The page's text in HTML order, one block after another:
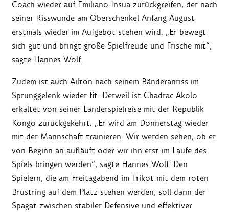
Coach wieder auf Emiliano Insua zurückgreifen, der nach
seiner Risswunde am Oberschenkel Anfang August
erstmals wieder im Aufgebot stehen wird. „Er bewegt
sich gut und bringt große Spielfreude und Frische mit“,
sagte Hannes Wolf.
Zudem ist auch Ailton nach seinem Bänderanriss im
Sprunggelenk wieder fit. Derweil ist Chadrac Akolo
erkältet von seiner Länderspielreise mit der Republik
Kongo zurückgekehrt. „Er wird am Donnerstag wieder
mit der Mannschaft trainieren. Wir werden sehen, ob er
von Beginn an aufläuft oder wir ihn erst im Laufe des
Spiels bringen werden“, sagte Hannes Wolf. Den
Spielern, die am Freitagabend im Trikot mit dem roten
Brustring auf dem Platz stehen werden, soll dann der
Spagat zwischen stabiler Defensive und effektiver